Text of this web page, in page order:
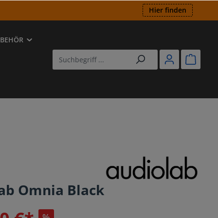
Hier finden
Omnia Black